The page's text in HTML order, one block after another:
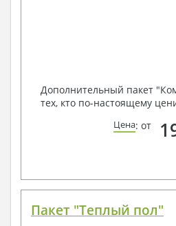
Дополнительный пакет
тех, кто по-настоящему
Цена: от
Пакет "Теплый пол"